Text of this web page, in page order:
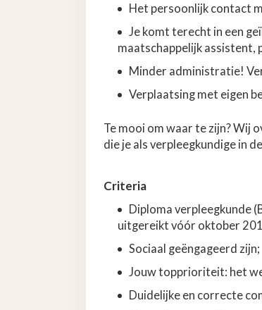
Het persoonlijk contact
Je komt terecht in een
maatschappelijk assistent,
Minder administratie!
Verplaatsing met eigen
Te mooi om waar te zijn? Wij
die je als verpleegkundige in
Criteria
Diploma verpleegkunde
uitgereikt vóór oktober
Sociaal geëngageerd zijn;
Jouw topprioriteit: het
Duidelijke en correcte